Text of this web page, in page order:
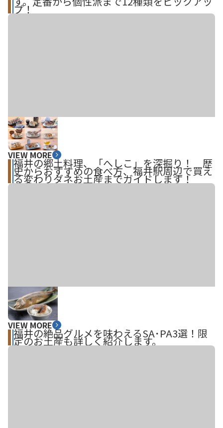
プ！
VIEW MORE
福井の郷土料理、「へしこ」を深掘り！ 歴
史からおすすめの食べ方、福井駅周辺で買え
る変わりダネお土産までガイドします！
VIEW MORE
福井の絶品グルメを味わえるSA･PA3選！限
定のお土産も詳しく紹介します。